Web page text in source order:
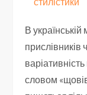
В
прислівників
словом